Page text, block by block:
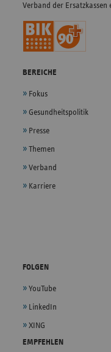
Verband der Ersatzkassen
BEREICHE
Fokus
Gesundheitspolitik
Presse
Themen
Verband
Karriere
FOLGEN
YouTube
LinkedIn
XING
EMPFEHLEN